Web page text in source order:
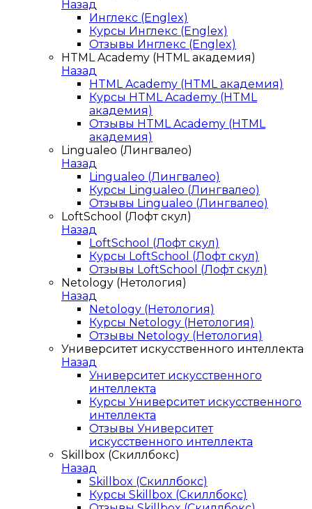
Назад
Инглекс (Englex)
Курсы Инглекс (Englex)
Отзывы Инглекс (Englex)
HTML Academy (HTML академия)
Назад
HTML Academy (HTML академия)
Курсы HTML Academy (HTML
академия)
Отзывы HTML Academy (HTML
академия)
Lingualeo (Лингвалео)
Назад
Lingualeo (Лингвалео)
Курсы Lingualeo (Лингвалео)
Отзывы Lingualeo (Лингвалео)
LoftSchool (Лофт скул)
Назад
LoftSchool (Лофт скул)
Курсы LoftSchool (Лофт скул)
Отзывы LoftSchool (Лофт скул)
Netology (Нетология)
Назад
Netology (Нетология)
Курсы Netology (Нетология)
Отзывы Netology (Нетология)
Университет искусственного интеллекта
Назад
Университет искусственного
интеллекта
Курсы Университет искусственного
интеллекта
Отзывы Университет
искусственного интеллекта
Skillbox (Скиллбокс)
Назад
Skillbox (Скиллбокс)
Курсы Skillbox (Скиллбокс)